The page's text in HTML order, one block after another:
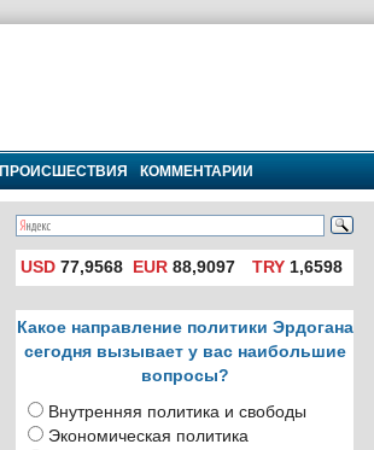
ПРОИСШЕСТВИЯ КОММЕНТАРИИ
USD 77,9568 EUR 88,9097 TRY1,6598
Какое направление политики Эрдогана
сегодня вызывает у вас наибольшие
вопросы?
Внутренняя политика и свободы
Экономическая политика